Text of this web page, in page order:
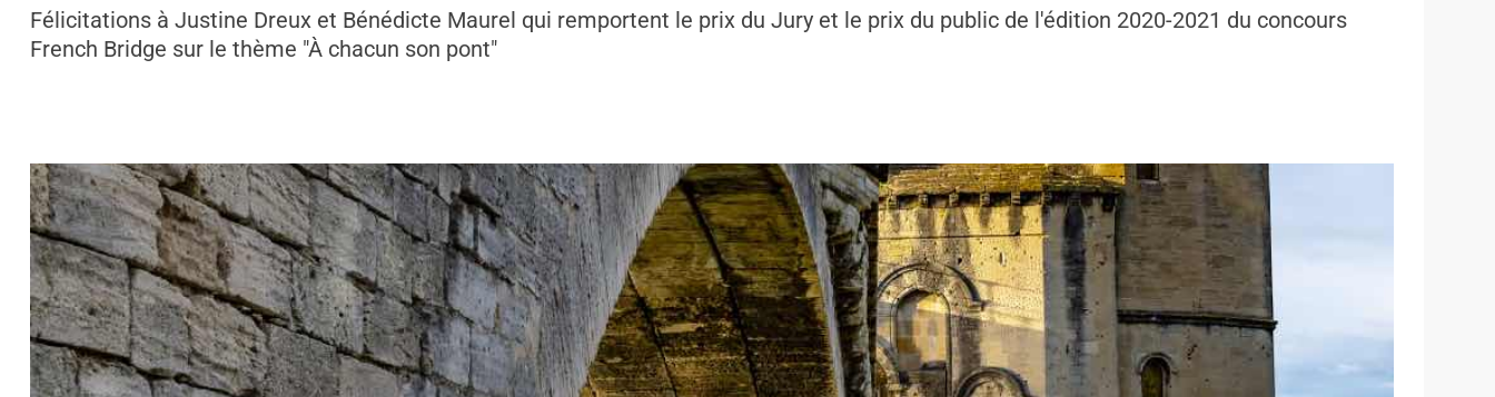
Félicitations à Justine Dreux et Bénédicte Maurel qui remportent le prix du Jury et le prix du public de l'édition 2020-2021 du concours
French Bridge sur le thème "À chacun son pont"